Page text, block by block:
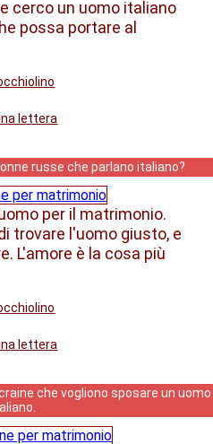
cerco un uomo italiano
possa portare al
lettera
russe che parlano italiano?
per il matrimonio.
trovare l'uomo giusto, e
L'amore è la cosa più
lettera
che vogliono sposare un uomo